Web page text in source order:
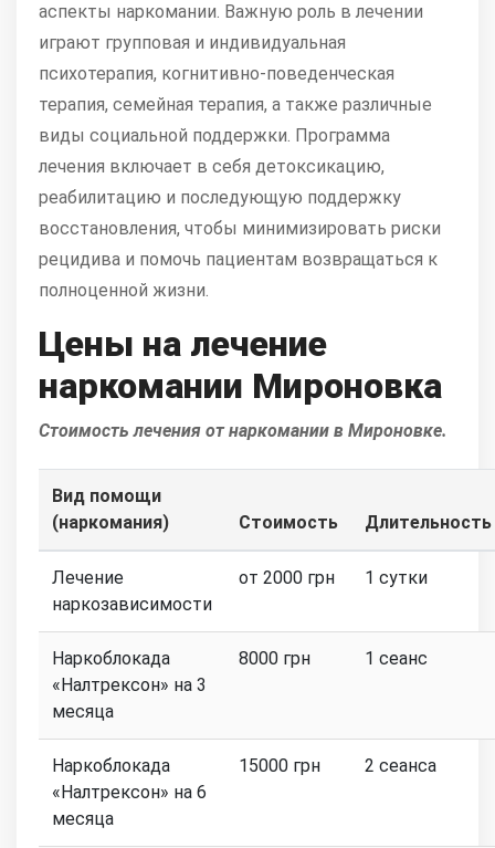
аспекты наркомании. Важную роль в лечении
играют групповая и индивидуальная
психотерапия, когнитивно-поведенческая
терапия, семейная терапия, а также различные
виды социальной поддержки. Программа
лечения включает в себя детоксикацию,
реабилитацию и последующую поддержку
восстановления, чтобы минимизировать риски
рецидива и помочь пациентам возвращаться к
полноценной жизни.
Цены на лечение
наркомании Мироновка
Стоимость лечения от наркомании в Мироновке.
Вид помощи
(наркомания)
Стоимость Длительность
Лечение
наркозависимости
от 2000 грн 1 сутки
Наркоблокада
«Налтрексон» на 3
месяца
8000 грн 1 сеанс
Наркоблокада
«Налтрексон» на 6
месяца
15000 грн 2 сеанса